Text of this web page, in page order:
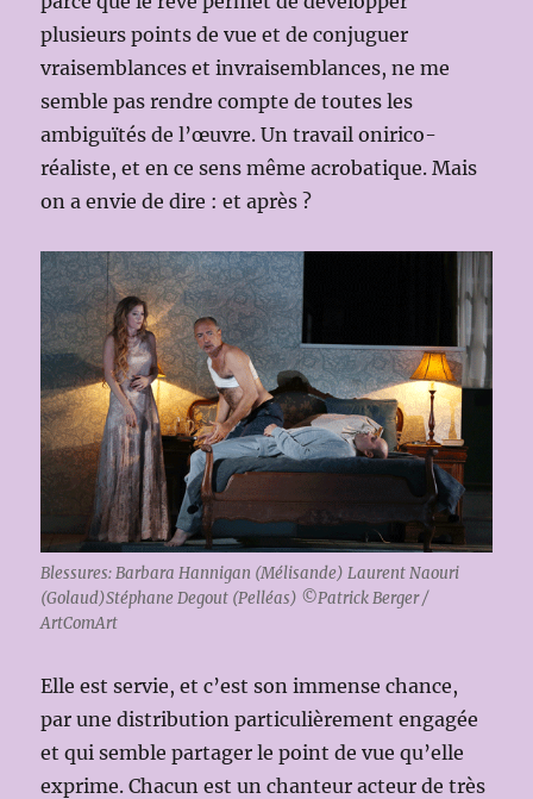
plusieurs points de vue et de conjuguer
vraisemblances et invraisemblances, ne me
semble pas rendre compte de toutes les
ambiguïtés de l’œuvre. Un travail onirico-
réaliste, et en ce sens même acrobatique. Mais
on a envie de dire : et après ?
Blessures: Barbara Hannigan (Mélisande) Laurent Naouri
(Golaud)Stéphane Degout (Pelléas) ©Patrick Berger /
ArtComArt
Elle est servie, et c’est son immense chance,
par une distribution particulièrement engagée
et qui semble partager le point de vue qu’elle
exprime. Chacun est un chanteur acteur de très